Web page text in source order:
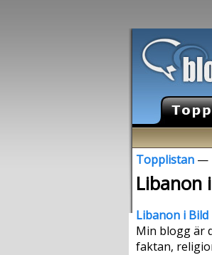
Topplistan —
Libanon
Libanon i Bild
Min blogg är
faktan,